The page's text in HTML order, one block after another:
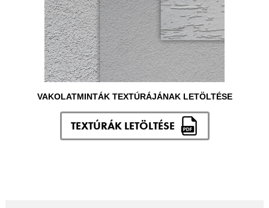
VAKOLATMINTÁK TEXTÚRÁJÁNAK LETÖLTÉSE
TEXTÚRÁK LETÖLTÉSE